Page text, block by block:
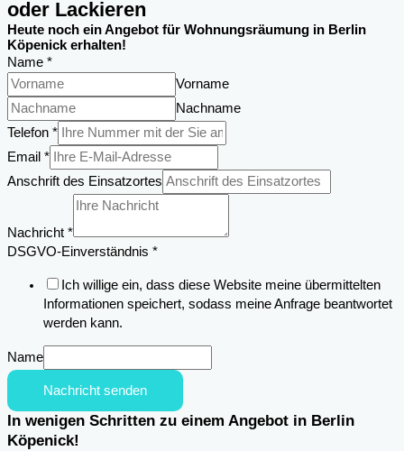
oder Lackieren
Heute noch ein Angebot für Wohnungsräumung in Berlin
Köpenick erhalten!
Name *
Vorname
Nachname
Email
Nachricht
DSGVO-
Einverständnis
Telefon *
Email *
Anschrift des Einsatzortes
Nachricht *
DSGVO-Einverständnis *
Ich willige ein, dass diese Website meine übermittelten
Informationen speichert, sodass meine Anfrage beantwortet
werden kann.
Name
Nachricht senden
In wenigen Schritten zu einem Angebot in Berlin
Köpenick!